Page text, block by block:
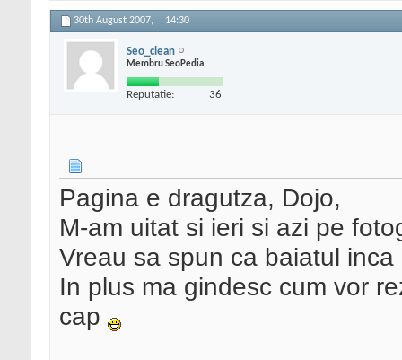
30th August 2007, 14:30
Seo_clean
Membru SeoPedia
Reputatie: 36
Pagina e dragutza, Dojo,
M-am uitat si ieri si azi pe
Vreau sa spun ca baiatul
In plus ma gindesc cum vor
cap